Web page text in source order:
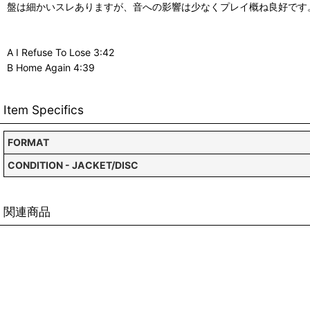
盤は細かいスレありますが、音への影響は少なくプレイ概ね良好です
A I Refuse To Lose 3:42
B Home Again 4:39
Item Specifics
FORMAT
CONDITION - JACKET/DISC
関連商品